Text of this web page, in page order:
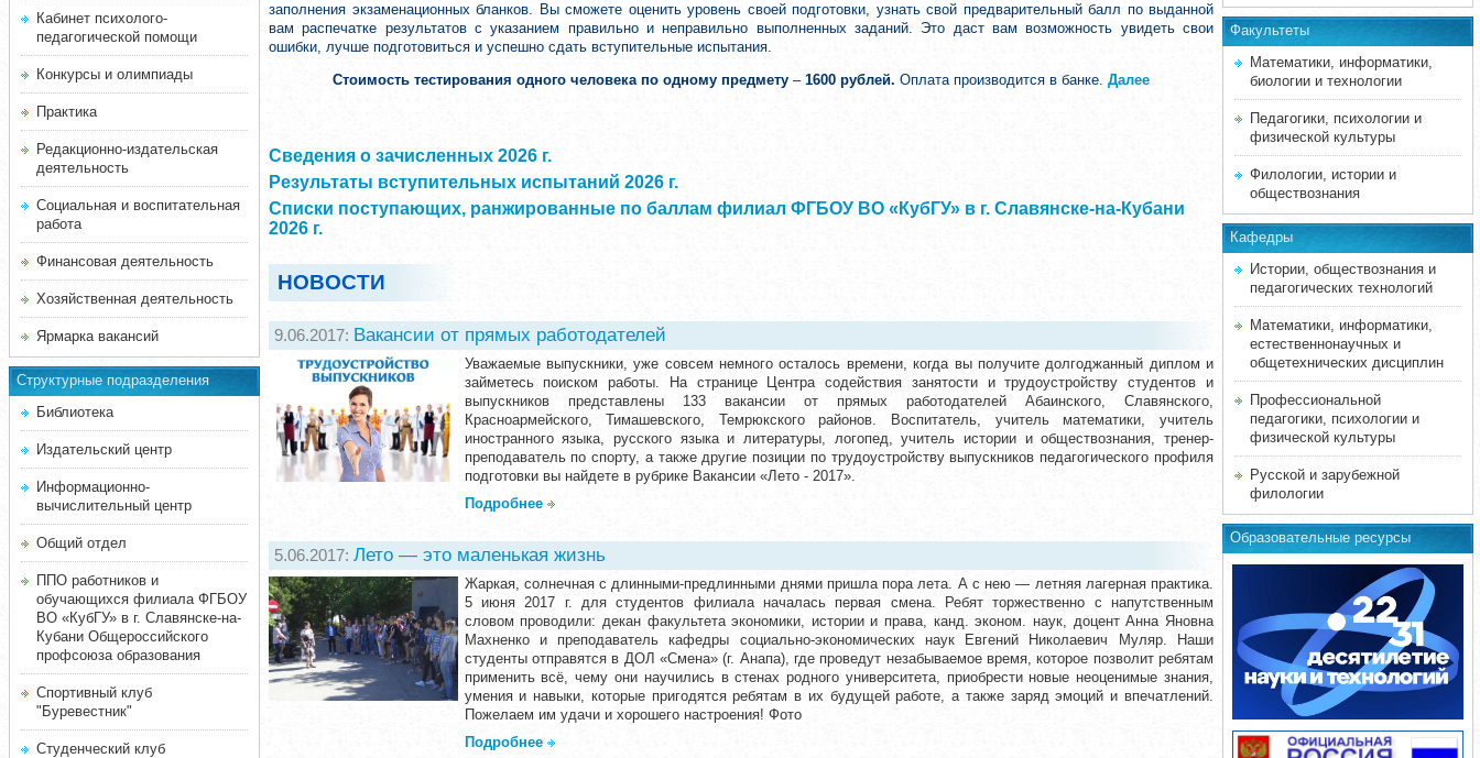
Кабинет психолого-
педагогической помощи
Конкурсы и олимпиады
Практика
Редакционно-издательская
деятельность
Социальная и воспитательная
работа
Финансовая деятельность
Хозяйственная деятельность
Ярмарка вакансий
Структурные подразделения
Библиотека
Издательский центр
Информационно-
вычислительный центр
Общий отдел
ППО работников и
обучающихся филиала ФГБОУ
ВО «КубГУ» в г. Славянске-на-
Кубани Общероссийского
профсоюза образования
Спортивный клуб
"Буревестник"
Студенческий клуб
заполнения экзаменационных бланков. Вы сможете оценить уровень своей подготовки, узнать свой предварительный балл по выданной
вам распечатке результатов с указанием правильно и неправильно выполненных заданий. Это даст вам возможность увидеть свои
ошибки, лучше подготовиться и успешно сдать вступительные испытания.
Стоимость тестирования одного человека по одному предмету –1600 рублей. Оплата производится в банке. Далее
Сведения о зачисленных 2026 г.
Результаты вступительных испытаний 2026 г.
Списки поступающих, ранжированные по баллам филиал ФГБОУ ВО «КубГУ» в г. Славянске-на-Кубани
2026 г.
НОВОСТИ
9.06.2017: Вакансии от прямых работодателей
Уважаемые выпускники, уже совсем немного осталось времени, когда вы получите долгоджанный диплом и
займетесь поиском работы. На странице Центра содействия занятости и трудоустройству студентов и
выпускников представлены 133 вакансии от прямых работодателей Абаинского, Славянского,
Красноармейского, Тимашевского, Темрюкского районов. Воспитатель, учитель математики, учитель
иностранного языка, русского языка и литературы, логопед, учитель истории и обществознания, тренер-
преподаватель по спорту, а также другие позиции по трудоустройству выпускников педагогического профиля
подготовки вы найдете в рубрике Вакансии «Лето - 2017».
Подробнее
5.06.2017: Лето — это маленькая жизнь
Жаркая, солнечная с длинными-предлинными днями пришла пора лета. А с нею — летняя лагерная практика.
5 июня 2017 г. для студентов филиала началась первая смена. Ребят торжественно с напутственным
словом проводили: декан факультета экономики, истории и права, канд. эконом. наук, доцент Анна Яновна
Махненко и преподаватель кафедры социально-экономических наук Евгений Николаевич Муляр. Наши
студенты отправятся в ДОЛ «Смена» (г. Анапа), где проведут незабываемое время, которое позволит ребятам
применить всё, чему они научились в стенах родного университета, приобрести новые неоценимые знания,
умения и навыки, которые пригодятся ребятам в их будущей работе, а также заряд эмоций и впечатлений.
Пожелаем им удачи и хорошего настроения! Фото
Подробнее
Факультеты
Математики, информатики,
биологии и технологии
Педагогики, психологии и
физической культуры
Филологии, истории и
обществознания
Кафедры
Истории, обществознания и
педагогических технологий
Математики, информатики,
естественнонаучных и
общетехнических дисциплин
Профессиональной
педагогики, психологии и
физической культуры
Русской и зарубежной
филологии
Образовательные ресурсы